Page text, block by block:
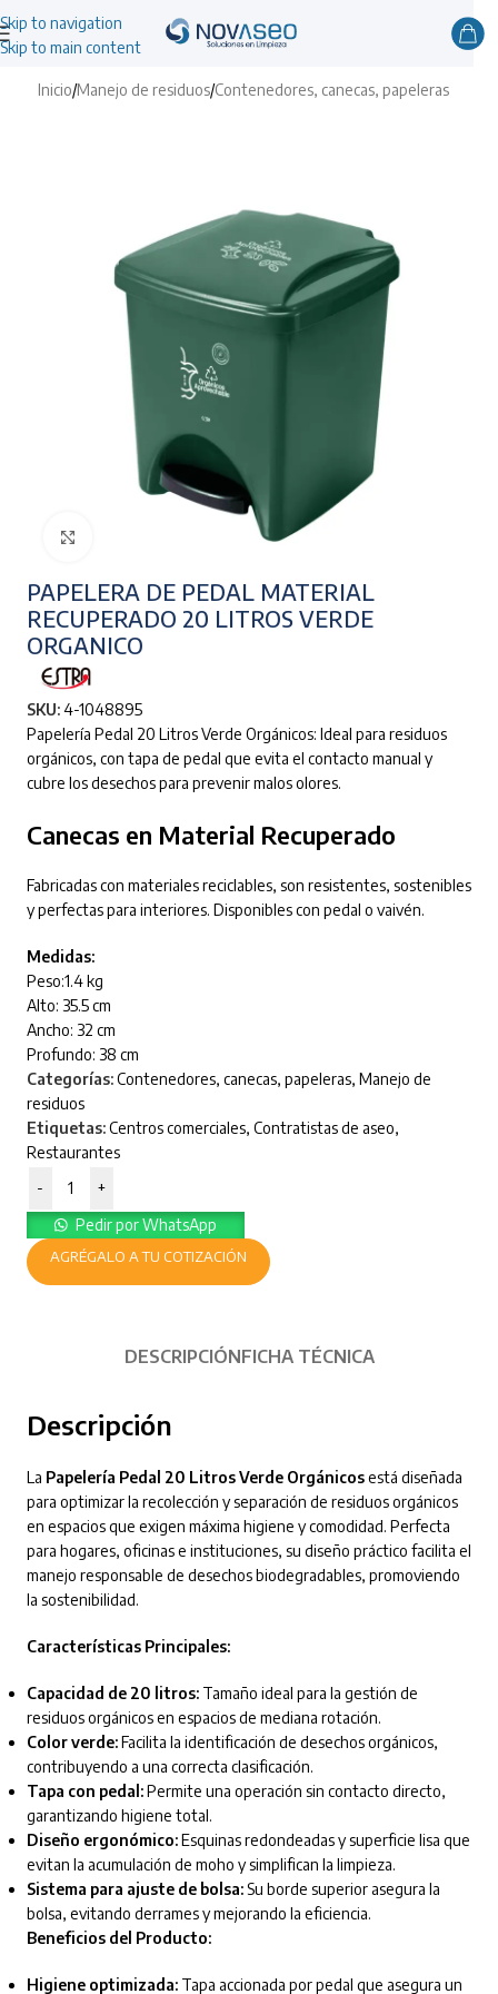
Skip to navigation
Skip to main content
Inicio/Manejo de residuos/Contenedores, canecas, papeleras
PAPELERA DE PEDAL MATERIAL
RECUPERADO 20 LITROS VERDE
ORGANICO
SKU:4-1048895
Papelería Pedal 20 Litros Verde Orgánicos: Ideal para residuos
orgánicos, con tapa de pedal que evita el contacto manual y
cubre los desechos para prevenir malos olores.
Canecas en Material Recuperado
Fabricadas con materiales reciclables, son resistentes, sostenibles
y perfectas para interiores. Disponibles con pedal o vaivén.
Medidas:
Peso:1.4 kg
Alto: 35.5 cm
Ancho: 32 cm
Profundo: 38 cm
Categorías:Contenedores, canecas, papeleras, Manejo de
residuos
Etiquetas:Centros comerciales, Contratistas de aseo,
Restaurantes
-
+
Pedir por WhatsApp
AGRÉGALO A TU COTIZACIÓN
DESCRIPCIÓNFICHA TÉCNICA
Descripción
La Papelería Pedal 20 Litros Verde Orgánicosestá diseñada
para optimizar la recolección y separación de residuos orgánicos
en espacios que exigen máxima higiene y comodidad. Perfecta
para hogares, oficinas e instituciones, su diseño práctico facilita el
manejo responsable de desechos biodegradables, promoviendo
la sostenibilidad.
Características Principales:
Capacidad de 20 litros:Tamaño ideal para la gestión de
residuos orgánicos en espacios de mediana rotación.
Color verde:Facilita la identificación de desechos orgánicos,
contribuyendo a una correcta clasificación.
Tapa con pedal:Permite una operación sin contacto directo,
garantizando higiene total.
Diseño ergonómico:Esquinas redondeadas y superficie lisa que
evitan la acumulación de moho y simplifican la limpieza.
Sistema para ajuste de bolsa:Su borde superior asegura la
bolsa, evitando derrames y mejorando la eficiencia.
Beneficios del Producto:
Higiene optimizada:Tapa accionada por pedal que asegura un